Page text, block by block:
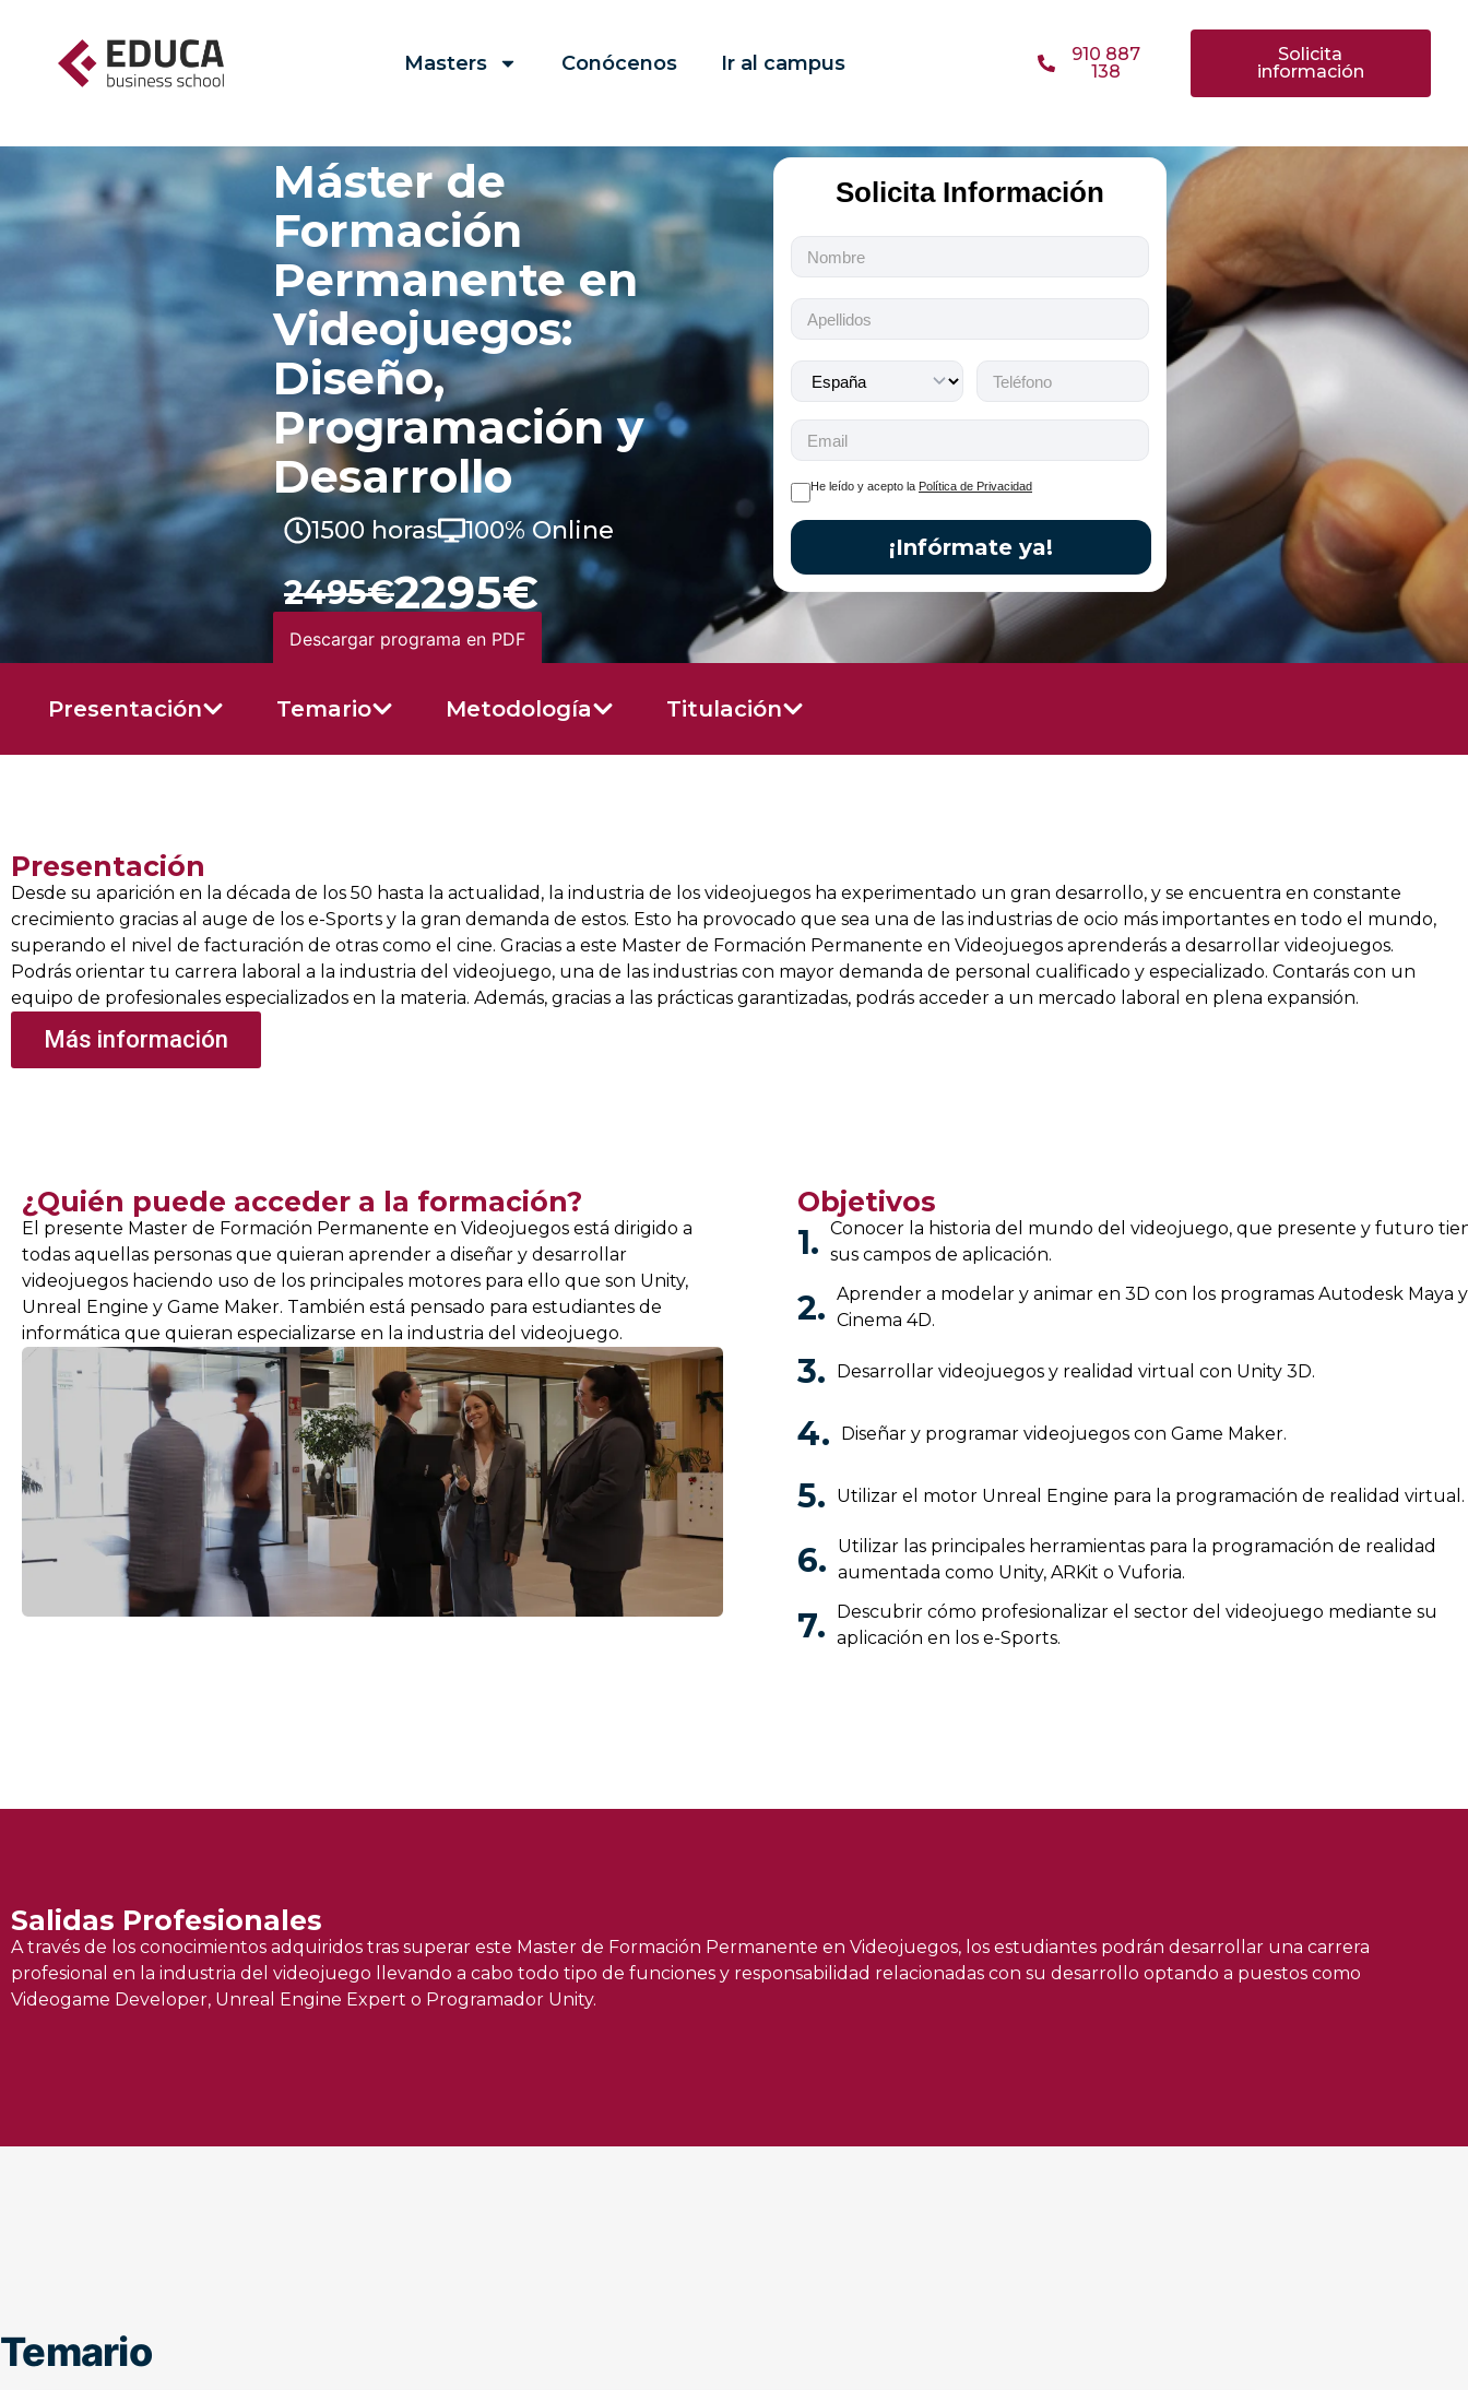
Masters Conócenos Ir al campus
Solicita
información
910 887
138
Máster de
Formación
Permanente en
Videojuegos:
Diseño,
Programación y
Desarrollo
1500 horas 100% Online
2495€2295€
Descargar programa en PDF
Solicita Información
Todos
los
son
obligatorios.
He leído y acepto la Política de Privacidad
¡Infórmate ya!
Presentación Temario Metodología Titulación
Presentación
Desde su aparición en la década de los 50 hasta la actualidad, la industria de los videojuegos ha experimentado un gran desarrollo, y se encuentra en constante
crecimiento gracias al auge de los e-Sports y la gran demanda de estos. Esto ha provocado que sea una de las industrias de ocio más importantes en todo el mundo,
superando el nivel de facturación de otras como el cine. Gracias a este Master de Formación Permanente en Videojuegos aprenderás a desarrollar videojuegos.
Podrás orientar tu carrera laboral a la industria del videojuego, una de las industrias con mayor demanda de personal cualificado y especializado. Contarás con un
equipo de profesionales especializados en la materia. Además, gracias a las prácticas garantizadas, podrás acceder a un mercado laboral en plena expansión.
Más información
¿Quién puede acceder a la formación?
El presente Master de Formación Permanente en Videojuegos está dirigido a
todas aquellas personas que quieran aprender a diseñar y desarrollar
videojuegos haciendo uso de los principales motores para ello que son Unity,
Unreal Engine y Game Maker. También está pensado para estudiantes de
informática que quieran especializarse en la industria del videojuego.
Objetivos
1. Conocer la historia del mundo del videojuego, que presente y futuro
sus campos de aplicación.
2. Aprender a modelar y animar en 3D con los programas Autodesk Maya y
Cinema 4D.
3. Desarrollar videojuegos y realidad virtual con Unity 3D.
4. Diseñar y programar videojuegos con Game Maker.
5. Utilizar el motor Unreal Engine para la programación de realidad virtual.
6.
Utilizar las principales herramientas para la programación de realidad
aumentada como Unity, ARKit o Vuforia.
7.
Descubrir cómo profesionalizar el sector del videojuego mediante su
aplicación en los e-Sports.
Salidas Profesionales
A través de los conocimientos adquiridos tras superar este Master de Formación Permanente en Videojuegos, los estudiantes podrán desarrollar una carrera
profesional en la industria del videojuego llevando a cabo todo tipo de funciones y responsabilidad relacionadas con su desarrollo optando a puestos como
Videogame Developer, Unreal Engine Expert o Programador Unity.
Temario